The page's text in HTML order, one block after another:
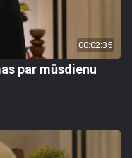
00:02:35
par mūsdienu